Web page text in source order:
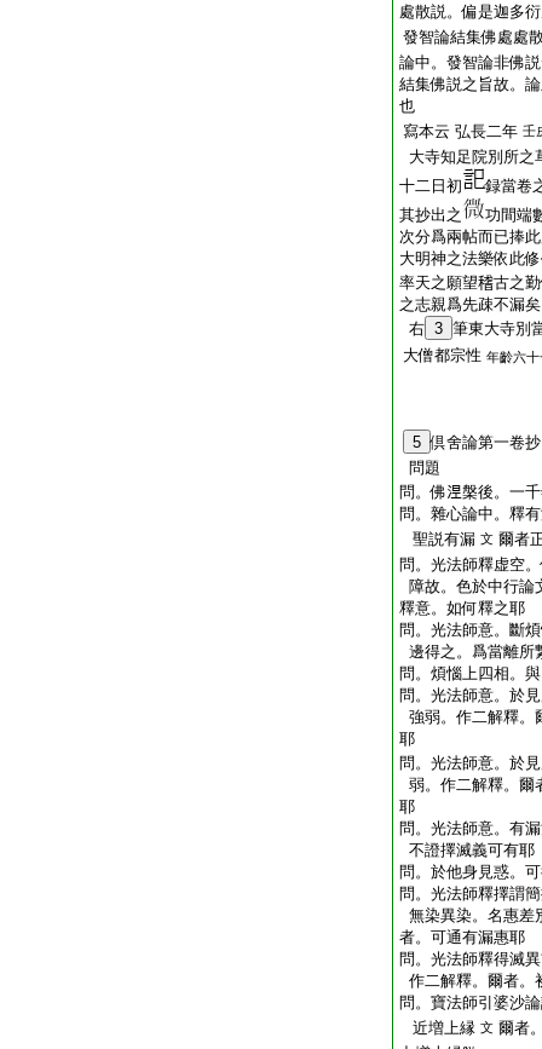
處散説。偏是迦多
發智論結集佛處處
論中。發智論非佛
結集佛説之旨故。
也
寫本云 弘長二年 壬
大寺知足院別所之
十二日初
録當卷
其抄出之
功間端
次分爲兩帖而已捧
大明神之法樂依此
率天之願望𥡴古之
之志親爲先疎不漏矣
右 3 筆東大寺別
大僧都宗性 年齡六十
5 倶舍論第一卷抄
問題
問。佛𣵀槃後。一
問。雜心論中。釋
聖説有漏 文 爾者
問。光法師釋虚空
障故。色於中行論
釋意。如何釋之耶
問。光法師意。斷
邊得之。爲當離所
問。煩惱上四相。
問。光法師意。於
強弱。作二解釋。
耶
問。光法師意。於
弱。作二解釋。爾
耶
問。光法師意。有
不證擇滅義可有耶
問。於他身見惑。
問。光法師釋擇謂
無染異染。名惠差
者。可通有漏惠耶
問。光法師釋得滅
作二解釋。爾者。
問。寶法師引婆沙
近増上縁 文 爾者